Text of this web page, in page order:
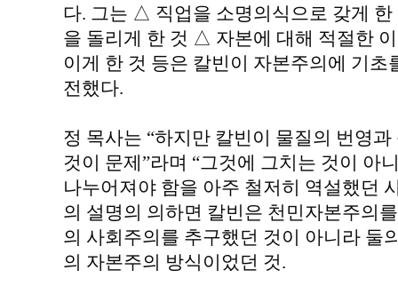
다. 그는 △ 직업을 소명의식으로 갖게
을 돌리게 한 것 △ 자본에 대해 적절한
이게 한 것 등은 칼빈이 자본주의에 기
전했다.
정 목사는 “하지만 칼빈이 물질의 번영
것이 문제”라며 “그것에 그치는 것이 아
나누어져야 함을 아주 철저히 역설했던
의 설명의 의하면 칼빈은 천민자본주의
의 사회주의를 추구했던 것이 아니라 둘
의 자본주의 방식이었던 것.